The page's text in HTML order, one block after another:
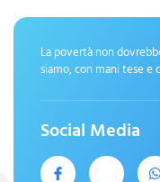
La povertà non
siamo, con mani tese e
Social Media